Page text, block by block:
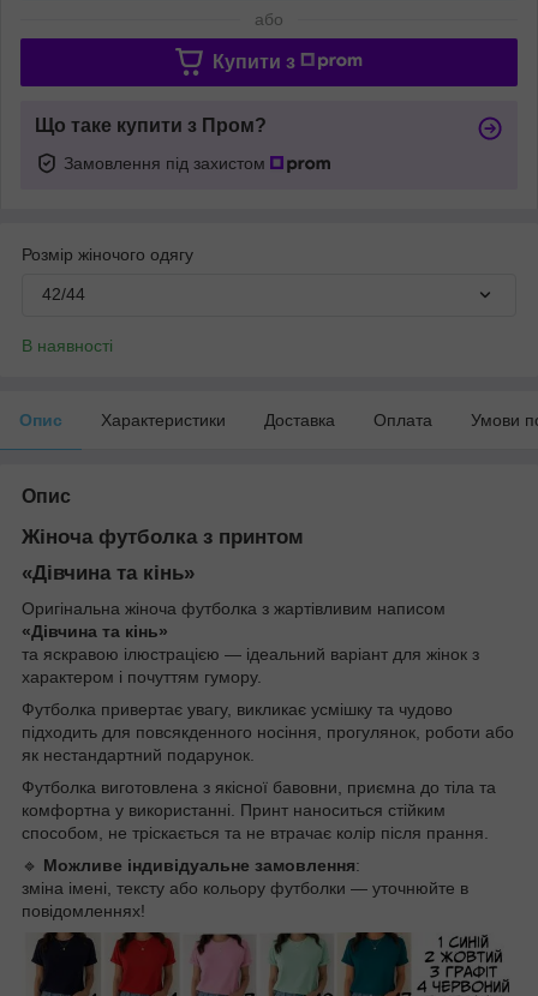
або
Купити з
Що таке купити з Пром?
Замовлення під захистом
Розмір жіночого одягу
42/44
В наявності
Опис Характеристики Доставка Оплата Умови
Опис
Жіноча футболка з принтом
«Дівчина та кінь»
Оригінальна жіноча футболка з жартівливим написом
«Дівчина та кінь»
та яскравою ілюстрацією — ідеальний варіант для жінок з
характером і почуттям гумору.
Футболка привертає увагу, викликає усмішку та чудово
підходить для повсякденного носіння, прогулянок, роботи або
як нестандартний подарунок.
Футболка виготовлена з якісної бавовни, приємна до тіла та
комфортна у використанні. Принт наноситься стійким
способом, не тріскається та не втрачає колір після прання.
🔹 Можливе індивідуальне замовлення:
зміна імені, тексту або кольору футболки — уточнюйте в
повідомленнях!